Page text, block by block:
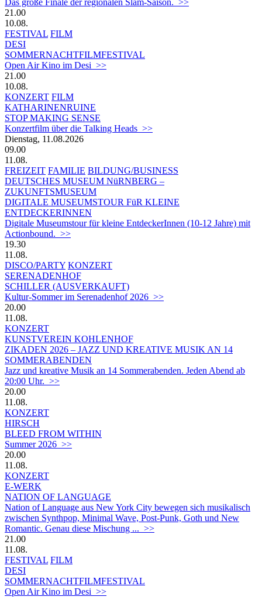
21.00
10.08.
FESTIVAL FILM
DESI
SOMMERNACHTFILMFESTIVAL
Open Air Kino im Desi >>
21.00
10.08.
KONZERT FILM
KATHARINENRUINE
STOP MAKING SENSE
Konzertfilm über die Talking Heads >>
Dienstag, 11.08.2026
09.00
11.08.
FREIZEIT FAMILIE BILDUNG/BUSINESS
DEUTSCHES MUSEUM NüRNBERG –
ZUKUNFTSMUSEUM
DIGITALE MUSEUMSTOUR FüR KLEINE
ENTDECKERINNEN
Digitale Museumstour für kleine EntdeckerInnen (10-12 Jahre) mit
Actionbound. >>
19.30
11.08.
DISCO/PARTY KONZERT
SERENADENHOF
SCHILLER (AUSVERKAUFT)
Kultur-Sommer im Serenadenhof 2026 >>
20.00
11.08.
KONZERT
KUNSTVEREIN KOHLENHOF
ZIKADEN 2026 – JAZZ UND KREATIVE MUSIK AN 14
SOMMERABENDEN
Jazz und kreative Musik an 14 Sommerabenden. Jeden Abend ab
20:00 Uhr. >>
20.00
11.08.
KONZERT
HIRSCH
BLEED FROM WITHIN
Summer 2026 >>
20.00
11.08.
KONZERT
E-WERK
NATION OF LANGUAGE
Nation of Language aus New York City bewegen sich musikalisch
zwischen Synthpop, Minimal Wave, Post-Punk, Goth und New
Romantic. Genau diese Mischung ... >>
21.00
11.08.
FESTIVAL FILM
DESI
SOMMERNACHTFILMFESTIVAL
Open Air Kino im Desi >>